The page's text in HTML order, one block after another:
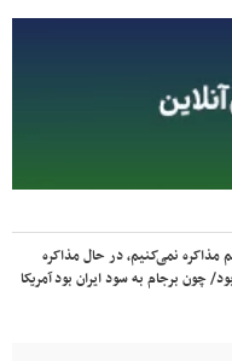
مذاکره نمی‌کنیم، در حال مذاکره
چون برجام به سود ایران بود آمریکا